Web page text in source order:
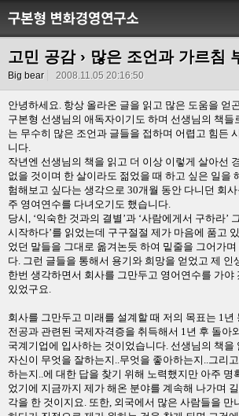
고민 공감› 많은 조언과 가르침
Big bear 2008.11.05 20:16:50
안녕하세요. 항상 올라온 글을 읽고 많은 도움을 얻
구본형 선생님의 애독자이기도 하며 선생님의 책들
는 무수히 많은 조언과 글들을 접하며 어렵고 힘든
니다.
작년엔 선생님의 책을 읽고 더 이상 이렇게 살아선
없을 것이며 한 살이라도 젊었을 때 하고 싶은 일을
험해보고 싶다는 생각으로 30개월 동안 다니던 회
주 영여연수를 다녀오기도 했습니다.
당시, ‘익숙한 것과의 결별 ’과 ‘사람에게서 구하라’
시작하다’를 읽었는데 구구절절 제가 마음에 품고
었던 말들을 그대로 옮겨논듯 하여 밑줄을 그어가
다. 그런 글들을 통해서 용기와 희망을 얻었고 제 인
한번 생각하면서 회사를 그만두고 영어연수를 가야
있었구요.
회사를 그만두고 미래를 설계할 때 저의 목표는 1년
전공과 관련된 국제자격증을 취득해서 1년 후 돌아
국계기업에 입사하는 것이었습니다. 선생님의 책을
자신이 무엇을 잘하는지 ..무엇을 좋아하는지 ..그리
하는지 ..에 대한 답을 찾기 위해 노력했지만 아주 명
었기에 지금까지 제가 해온 분야를 계속해 나가며
각을 한 것이지요. 또한, 외국에서 많은 사람들을 만